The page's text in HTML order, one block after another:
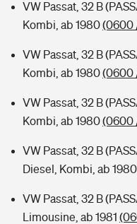
VW Passat, 32 B
Kombi, ab 1980(0600
VW Passat, 32 B
Kombi, ab 1980(0600
VW Passat, 32 B
Kombi, ab 1980(0600
VW Passat, 32 B
Diesel, Kombi, ab 1980
VW Passat, 32 B
Limousine, ab 1981